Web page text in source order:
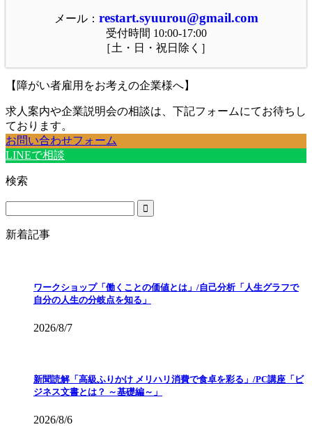
メール： restart.syuurou@gmail.com
受付時間 10:00-17:00
［土・日・祝日除く］
【障がい者雇用をお考えの企業様へ】
求人案内や企業説明会の相談は、下記フォームにてお待ちし
ております。
お問い合わせフォーム
LINEで相談
検索
新着記事
ワークショップ「働くことの価値とは」/自己分析「人生グラフで
自分の人生の分岐点を知る」
2026/8/7
新聞読解「高級ふりかけ メリハリ消費で食卓を彩る」/PC講座「ビ
ジネス文書とは？ ～基礎編～」
2026/8/6